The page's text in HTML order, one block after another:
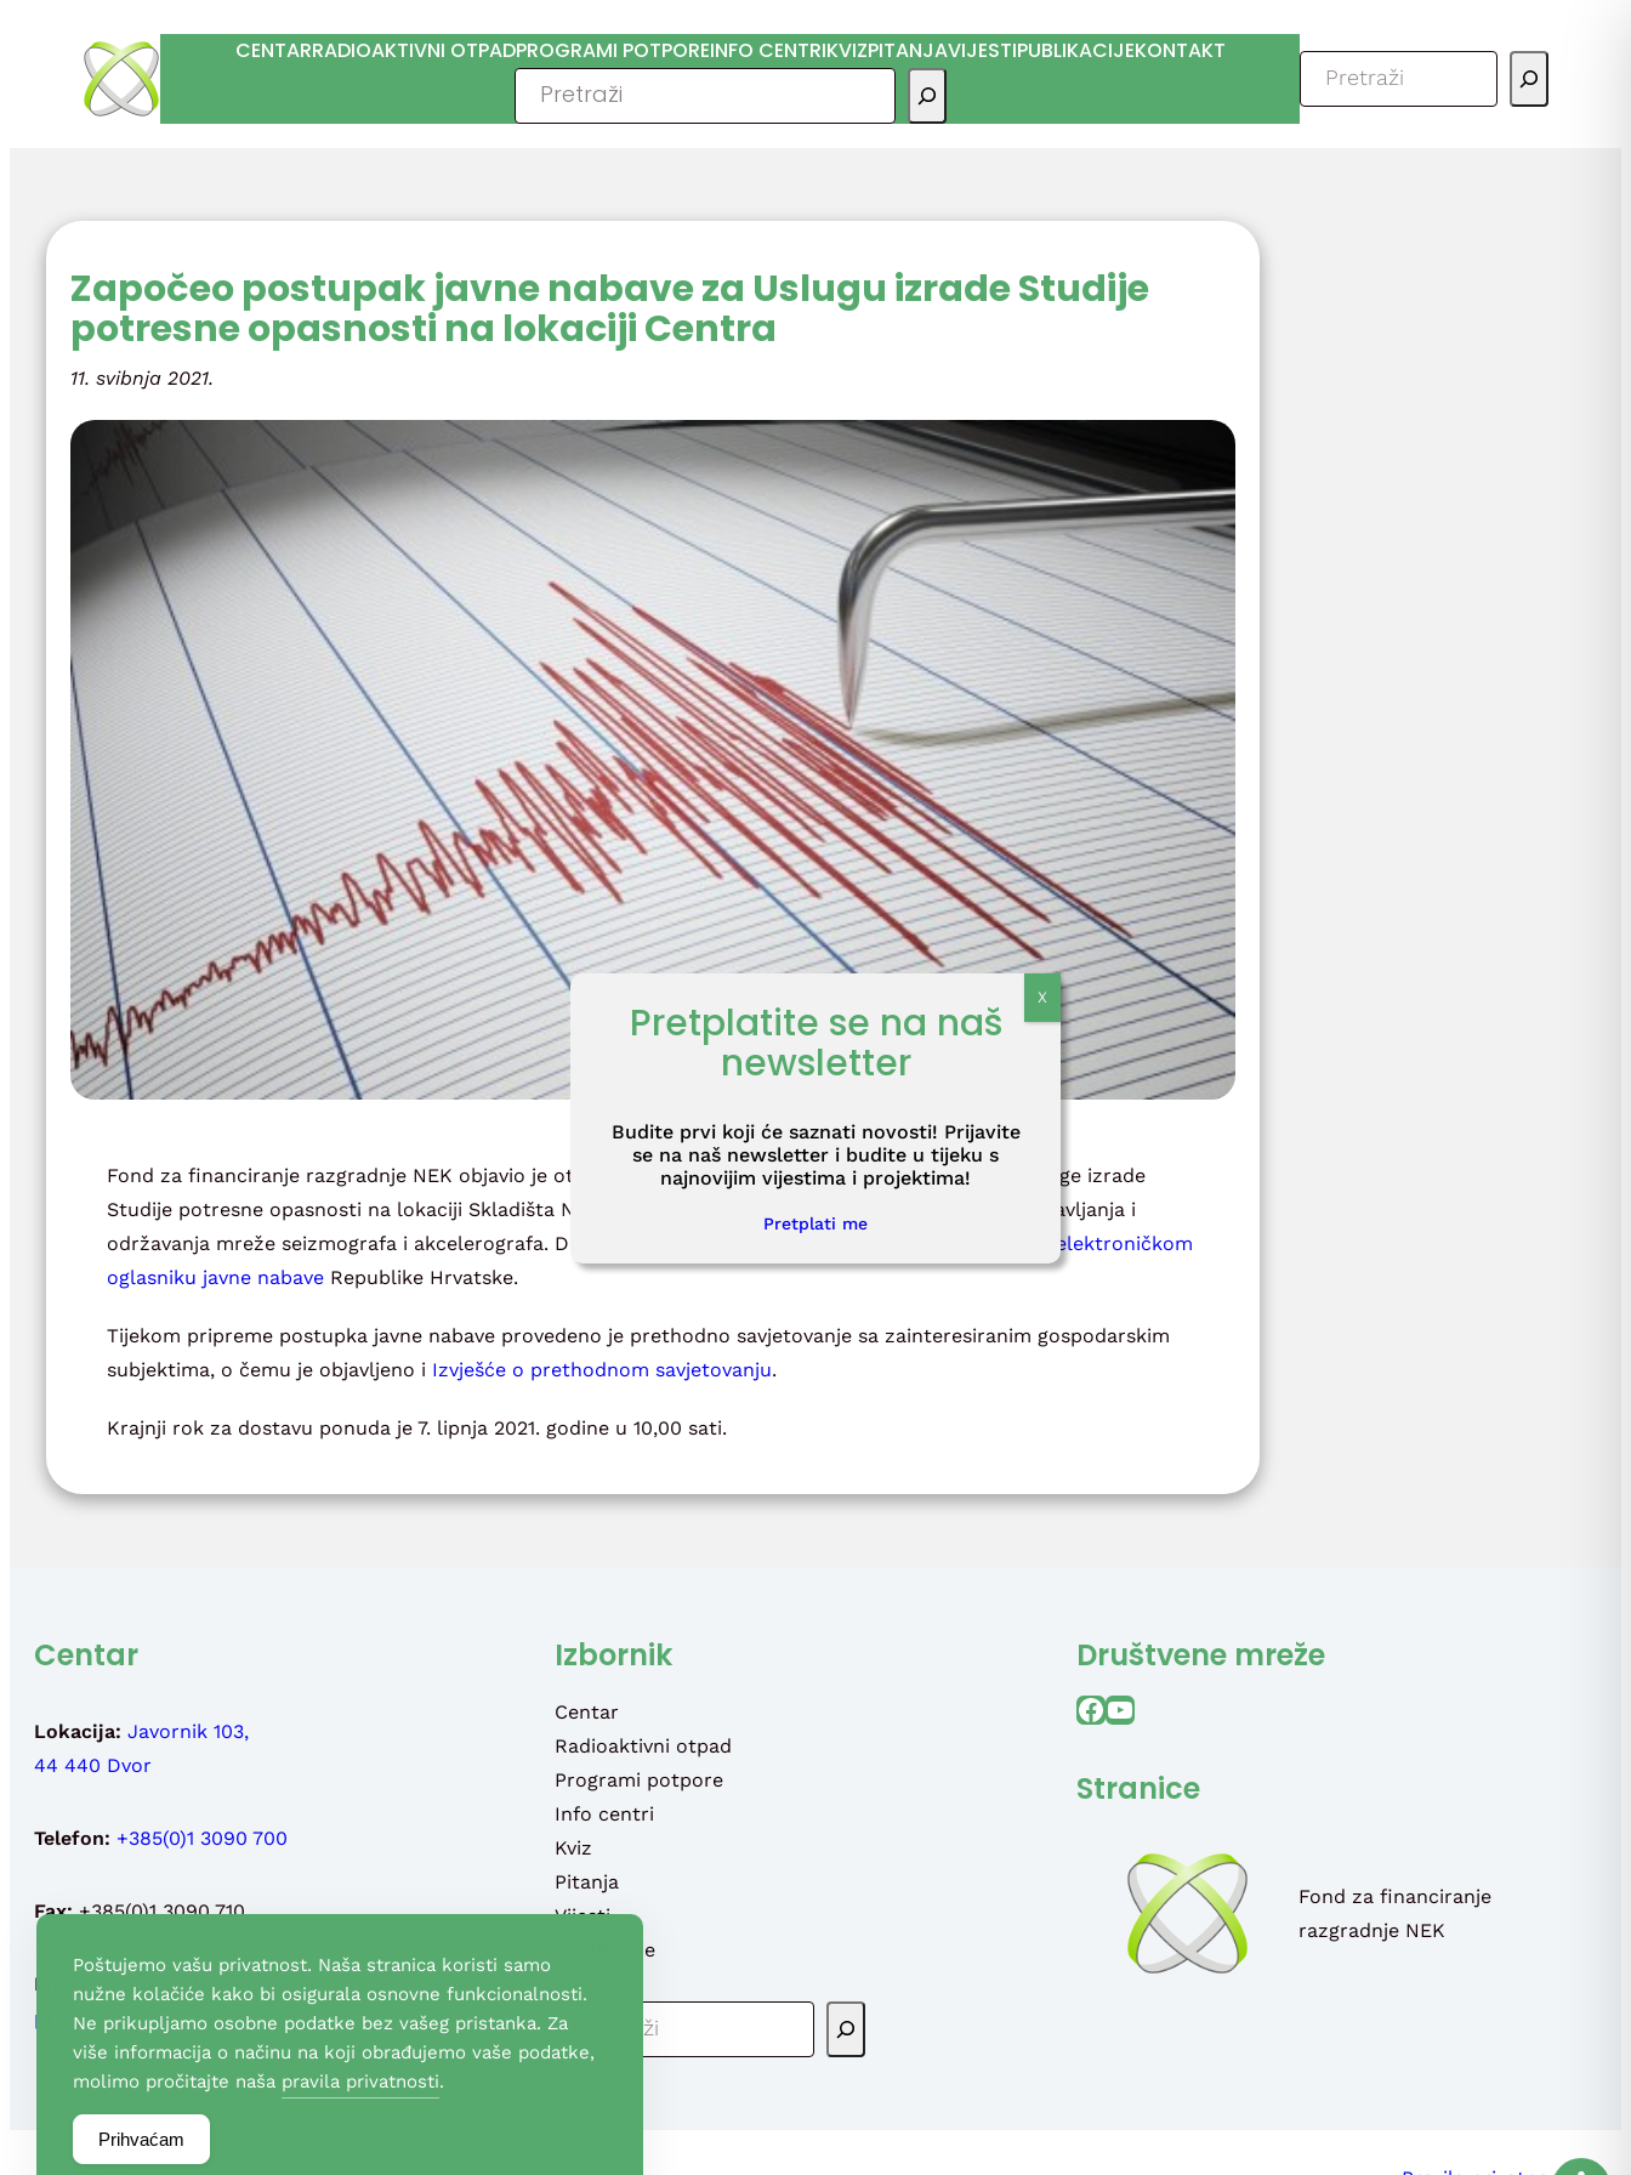
sadržaja
CENTARRADIOAKTIVNI OTPADPROGRAMI POTPOREINFO CENTRIKVIZPITANJAVIJESTIPUBLIKACIJEKONTAKT
Pretraga
Započeo postupak javne nabave za Uslugu izrade Studije
potresne opasnosti na lokaciji Centra
11. svibnja 2021.
Fond za financiranje razgradnje NEK objavio je otvoreni postupak javne nabave za javnu nabavu Usluge izrade
Studije potresne opasnosti na lokaciji Skladišta NSRAO u Centru za zbrinjavanje RAO te usluga postavljanja i
održavanja mreže seizmografa i akcelerografa. Dokumentacija o nabavi i troškovnik objavljeni su na
elektroničkom
oglasniku javne nabave Republike Hrvatske.
Tijekom pripreme postupka javne nabave provedeno je prethodno savjetovanje sa zainteresiranim gospodarskim
subjektima, o čemu je objavljeno i Izvješće o prethodnom savjetovanju.
Krajnji rok za dostavu ponuda je 7. lipnja 2021. godine u 10,00 sati.
Centar
Lokacija: Javornik 103,
44 440 Dvor
Telefon: +385(0)1 3090 700
Fax:+385(0)1 3090 710
Email: info@fond-nek.hr
press@fond-nek.hr
Izbornik
Centar
Radioaktivni otpad
Programi potpore
Info centri
Kviz
Pitanja
Vijesti
Publikacije
Kontakt
P
Društvene mreže
Facebook YouTube
Stranice
Fond za financiranje
razgradnje NEK
Poštujemo vašu privatnost. Naša stranica koristi samo
nužne kolačiće kako bi osigurala osnovne funkcionalnosti.
Ne prikupljamo osobne podatke bez vašeg pristanka. Za
više informacija o načinu na koji obrađujemo vaše podatke,
molimo pročitajte naša pravila privatnosti.
Prihvaćam
Pretplatite se na naš
newsletter
Budite prvi koji će saznati novosti! Prijavite
se na naš newsletter i budite u tijeku s
najnovijim vijestima i projektima!
Pretplati me